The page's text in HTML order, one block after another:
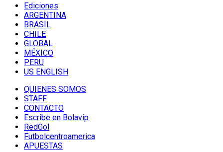
Ediciones
ARGENTINA
BRASIL
CHILE
GLOBAL
MÉXICO
PERU
US ENGLISH
QUIENES SOMOS
STAFF
CONTACTO
Escribe en Bolavip
RedGol
Futbolcentroamerica
APUESTAS